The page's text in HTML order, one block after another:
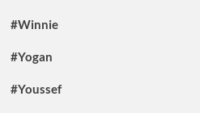
#Winnie
#Yogan
#Youssef